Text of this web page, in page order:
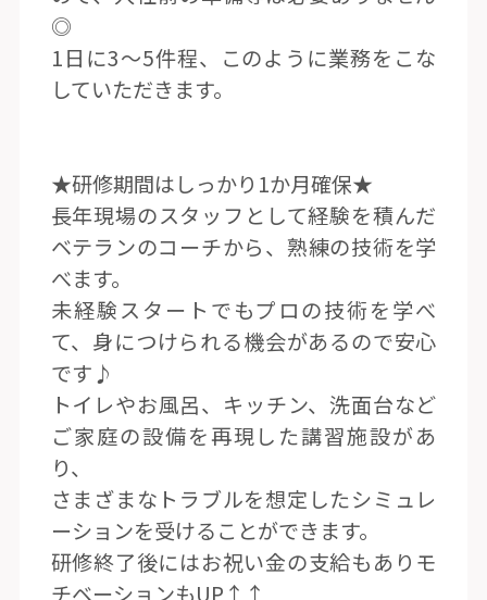
◎
1日に3〜5件程、このように業務をこな
していただきます。
★研修期間はしっかり1か月確保★
長年現場のスタッフとして経験を積んだ
ベテランのコーチから、熟練の技術を学
べます。
未経験スタートでもプロの技術を学べ
て、身につけられる機会があるので安心
です♪
トイレやお風呂、キッチン、洗面台など
ご家庭の設備を再現した講習施設があ
り、
さまざまなトラブルを想定したシミュレ
ーションを受けることができます。
研修終了後にはお祝い金の支給もありモ
チベーションもUP↑↑